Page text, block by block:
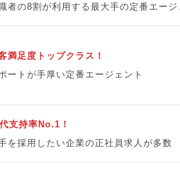
者の8割が利用する最大手の定番エージ
満足度トップクラス！
ートが手厚い定番エージェント
支持率No.1！
を採用したい企業の正社員求人が多数